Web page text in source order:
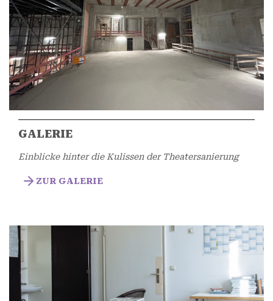
GALERIE
Einblicke hinter die Kulissen der Theatersanierung
ZUR GALERIE